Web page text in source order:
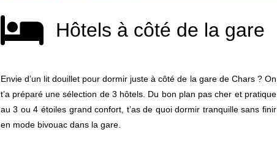
Hôtels à côté de la gare
Envie d’un lit douillet pour dormir juste à côté de la gare de Chars ? On
t’a préparé une sélection de 3 hôtels. Du bon plan pas cher et pratique
au 3 ou 4 étoiles grand confort, t’as de quoi dormir tranquille sans finir
en mode bivouac dans la gare.